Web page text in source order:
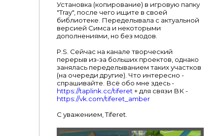
Установка (копирование) в игровую папку
"Tray", после чего ищите в своей
библиотеке. Переделывала с актуальной
версией Симса и некоторыми
дополнениями, но без модов.
P.S. Сейчас на канале творческий
перерыв из-за больших проектов, однако
занялась переделыванием таких участков
(на очереди другие). Что интересно -
спрашивайте. Всё обо мне здесь -
https://taplink.cc/tiferet+ для связи ВК -
https://vk.com/tiferet_amber
С уважением, Tiferet.